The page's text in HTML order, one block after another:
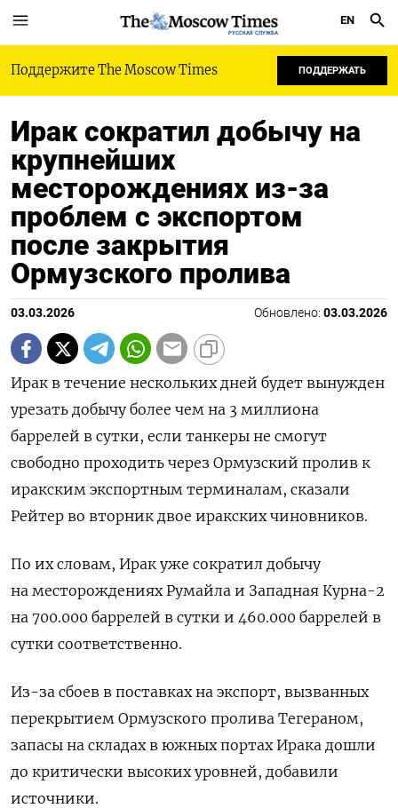
РУССКАЯ СЛУЖБА
EN
Поддержите The Moscow Times ПОДДЕРЖАТЬ
Ирак сократил добычу на
крупнейших
месторождениях из-за
проблем с экспортом
после закрытия
Ормузского пролива
03.03.2026 Обновлено: 03.03.2026
Ирак в течение нескольких дней будет вынужден
‌урезать добычу более чем на 3 миллиона
баррелей ​в сутки, ​если танкеры ​не смогут
⁠свободно ‌проходить через Ормузский пролив ‌к
иракским экспортным терминалам, сказали ​
Рейтер во вторник двое ‌иракских чиновников.
По их ​словам, Ирак уже сократил ‌добычу
на месторождениях Румайла и Западная Курна-2
на 700.000 ​баррелей ​в ‌сутки и 460.000 баррелей в ​
сутки соответственно.
Из-за сбоев в поставках на экспорт, вызванных
перекрытием Ормузского пролива Тегераном,
запасы на складах в ​южных портах Ирака ⁠дошли
до критически высоких уровней, ‌добавили
источники.